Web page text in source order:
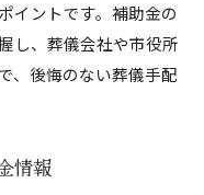
イントです。補助金の
し、葬儀会社や市役所
、後悔のない葬儀手配
情報